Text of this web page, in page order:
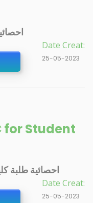
Date Creat:
25-05-2023
for Student
احصائية طلبة كلية
Date Creat:
25-05-2023